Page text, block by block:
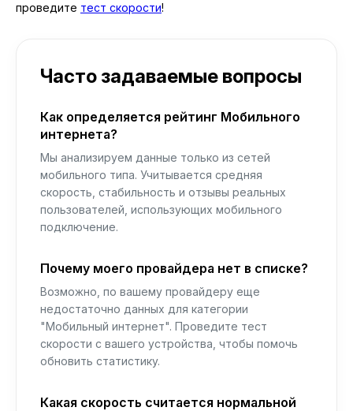
проведите тест скорости!
Часто задаваемые вопросы
Как определяется рейтинг Мобильного
интернета?
Мы анализируем данные только из сетей
мобильного типа. Учитывается средняя
скорость, стабильность и отзывы реальных
пользователей, использующих мобильного
подключение.
Почему моего провайдера нет в списке?
Возможно, по вашему провайдеру еще
недостаточно данных для категории
"Мобильный интернет". Проведите тест
скорости с вашего устройства, чтобы помочь
обновить статистику.
Какая скорость считается нормальной